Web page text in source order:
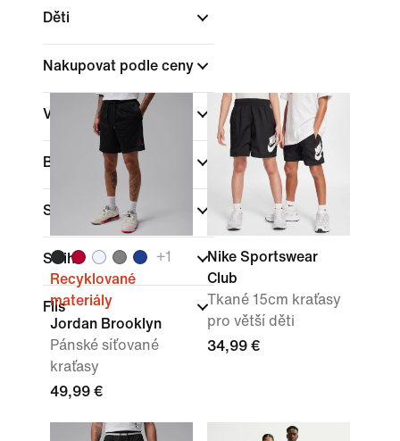
Děti
Nakupovat podle ceny
Výprodej a akce
Barva
Sporty (1)
Střih
Flís
+1
Recyklované
materiály
Jordan Brooklyn
Pánské síťované
kraťasy
49,99 €
Nike Sportswear
Club
Tkané 15cm kraťasy
pro větší děti
34,99 €